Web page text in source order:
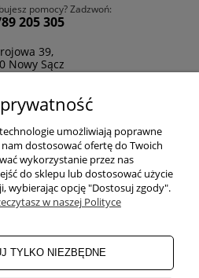
pomocy? Zadzwoń:
205 305
39,
Nowy Sącz
nasz Facebook
POMOC
KONTO
umożliwiają poprawne
dostosować ofertę do Twoich
wykorzystanie przez nas
do sklepu lub dostosować użycie
wybierając opcję "Dostosuj zgody".
w naszej Polityce
TYLKO NIEZBĘDNE